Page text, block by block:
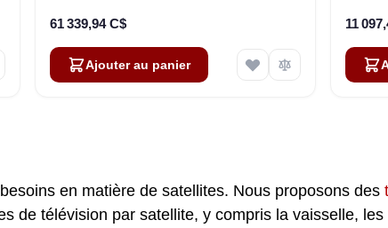
61 339,94 C$
Ajouter au panier
11
en matière de satellites. Nous proposons des
de télévision par satellite, y compris la vaisselle,
Online —